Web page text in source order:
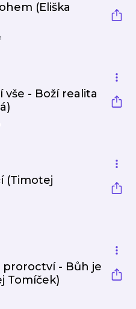
(Eliška
vše - Boží realita
(Timotej
proroctví - Bůh je
Tomíček)